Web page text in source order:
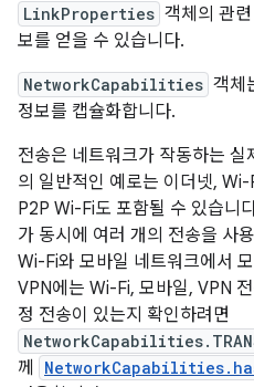
LinkProperties 객체의 관
보를 얻을 수 있습니다.
NetworkCapabilities 객체
정보를 캡슐화합니다.
전송은 네트워크가 작동하는
의 일반적인 예로는 이더넷,
P2P Wi-Fi도 포함될 수 있습니
가 동시에 여러 개의 전송을 사
Wi-Fi와 모바일 네트워크에서
VPN에는 Wi-Fi, 모바일, VPN
정 전송이 있는지 확인하려면
께